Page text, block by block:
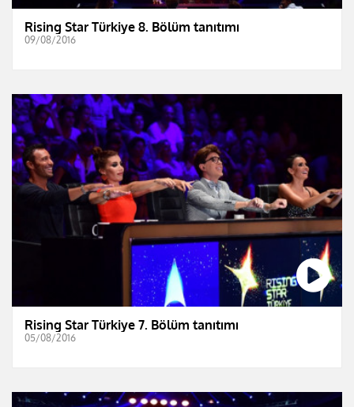
Rising Star Türkiye 8. Bölüm tanıtımı
09/08/2016
Rising Star Türkiye 7. Bölüm tanıtımı
05/08/2016